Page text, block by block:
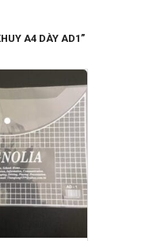
A4 DÀY AD1”